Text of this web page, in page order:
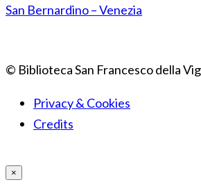
San Bernardino – Venezia
© Biblioteca San Francesco della
Privacy & Cookies
Credits
×